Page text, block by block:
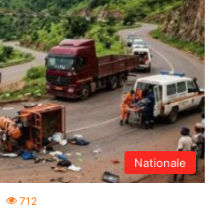
Nationale
712